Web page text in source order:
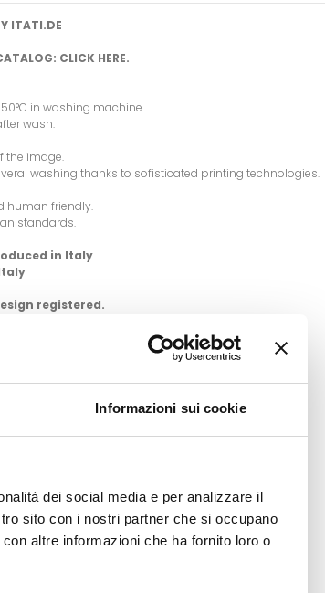
Informazioni sui cookie
dei social media e per analizzare il
sito con i nostri partner che si occupano
altre informazioni che ha fornito loro o
ITATI.DE
CLICK HERE.
in washing machine.
wash.
the image.
washing thanks to sofisticated printing technologies.
human friendly.
standards.
in Italy
registered.
it becomes available!